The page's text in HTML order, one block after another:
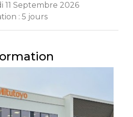
11 Septembre 2026
: 5 jours